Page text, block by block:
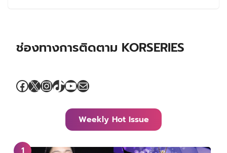
ช่องทางการติดตาม KORSERIES
Facebook
X Instagram
TikTok
YouTube
Mail
Weekly Hot Issue